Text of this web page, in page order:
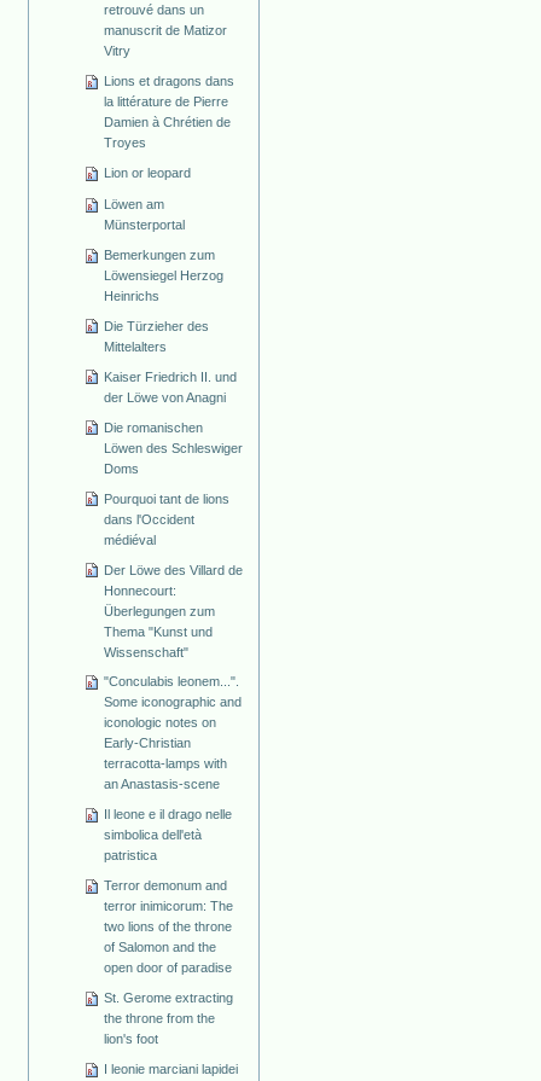
retrouvé dans un
manuscrit de Matizor
Vitry
Lions et dragons dans
la littérature de Pierre
Damien à Chrétien de
Troyes
Lion or leopard
Löwen am
Münsterportal
Bemerkungen zum
Löwensiegel Herzog
Heinrichs
Die Türzieher des
Mittelalters
Kaiser Friedrich II. und
der Löwe von Anagni
Die romanischen
Löwen des Schleswiger
Doms
Pourquoi tant de lions
dans l'Occident
médiéval
Der Löwe des Villard de
Honnecourt:
Überlegungen zum
Thema "Kunst und
Wissenschaft"
"Conculabis leonem...".
Some iconographic and
iconologic notes on
Early-Christian
terracotta-lamps with
an Anastasis-scene
Il leone e il drago nelle
simbolica dell'età
patristica
Terror demonum and
terror inimicorum: The
two lions of the throne
of Salomon and the
open door of paradise
St. Gerome extracting
the throne from the
lion's foot
I leonie marciani lapidei